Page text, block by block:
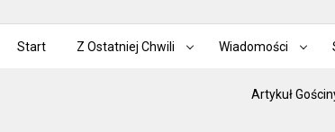
Start Z Ostatniej Chwili Wiadomości
Artykuł